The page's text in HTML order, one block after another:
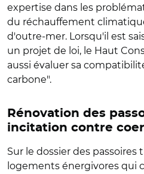
expertise dans les
du réchauffement
d'outre-mer. Lorsqu'il est
un projet de loi, le Haut
aussi évaluer sa
carbone".
Rénovation des
incitation contre
Sur le dossier des passoires
logements énergivores qui